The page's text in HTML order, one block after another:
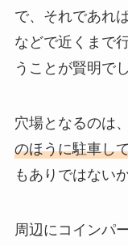
で、それであれ
などで近くまで
うことが賢明で
穴場となるのは、
のほうに駐車し
もありではない
周辺にコインパ